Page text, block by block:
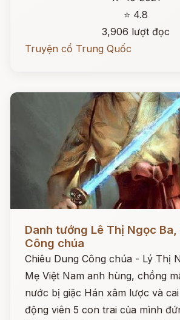
⭐ 4.8
3,906 lượt đọc
Truyện cổ Trung Quốc
Danh tướng Lê Thị Ngọc Ba,
Công chúa
Chiêu Dung Công chúa - Lý Thị
Mẹ Việt Nam anh hùng, chồng
nước bị giặc Hán xâm lược và
động viên 5 con trai của mình